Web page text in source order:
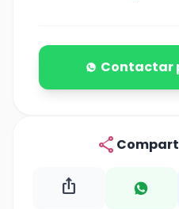
Contactar
share
ios_share